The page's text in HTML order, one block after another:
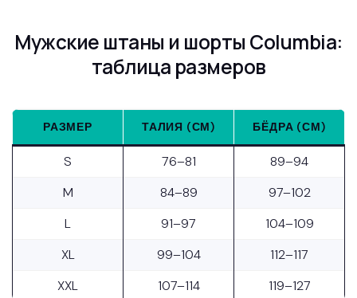
Мужские штаны и шорты Columbia:
таблица размеров
РАЗМЕР ТАЛИЯ (СМ) БЁДРА (СМ)
S 76–81
89–94
M
84–89
97–102
L
91–97
104–109
XL
99–104
112–117
XXL
107–114 119–127